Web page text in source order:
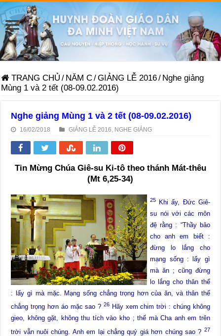
TRANG CHỦ / NĂM C/GIẢNG LỄ 2016/ Nghe giảng
Mùng 1 và 2 tết (08-09.02.2016)
Nghe giảng Mùng 1 và 2 tết (08-09.02.2016)
16/02/2018 GIẢNG LỄ 2016 NGHE GIẢNG
Tin Mừng Chúa Giê-su Ki-tô theo thánh Mát-thêu
(Mt 6,25-34)
25
Khi ấy, Đức Giê-
su nói với các môn
đệ rằng : “Thầy bảo
cho anh em biết :
đừng lo lắng cho
mạng sống : lấy gì
mà ăn ; cũng đừng
lo lắng cho thân thể
: lấy gì mà mặc. Mạng sống chẳng trọng hơn của ăn, và thân thể
chẳng trọng hơn áo mặc sao ? 26 Hãy xem chim trời : chúng không
gieo, không gặt, không thu tích vào kho ; thế mà Cha anh em trên
trời vẫn nuôi chúng. Anh em lại chẳng quý giá hơn chúng sao ? 27